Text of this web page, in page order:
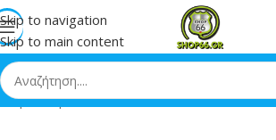
Skip to navigation
Skip to main content
»Shop»Realme 14 Pro 5G Dual SIM 8/